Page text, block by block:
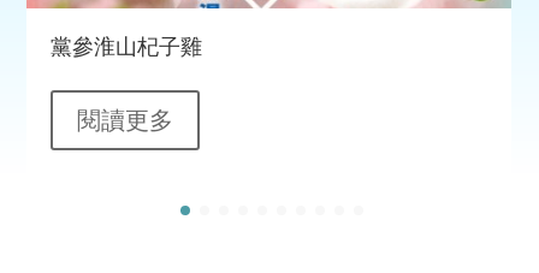
黨參淮山杞子雞
閱讀更多